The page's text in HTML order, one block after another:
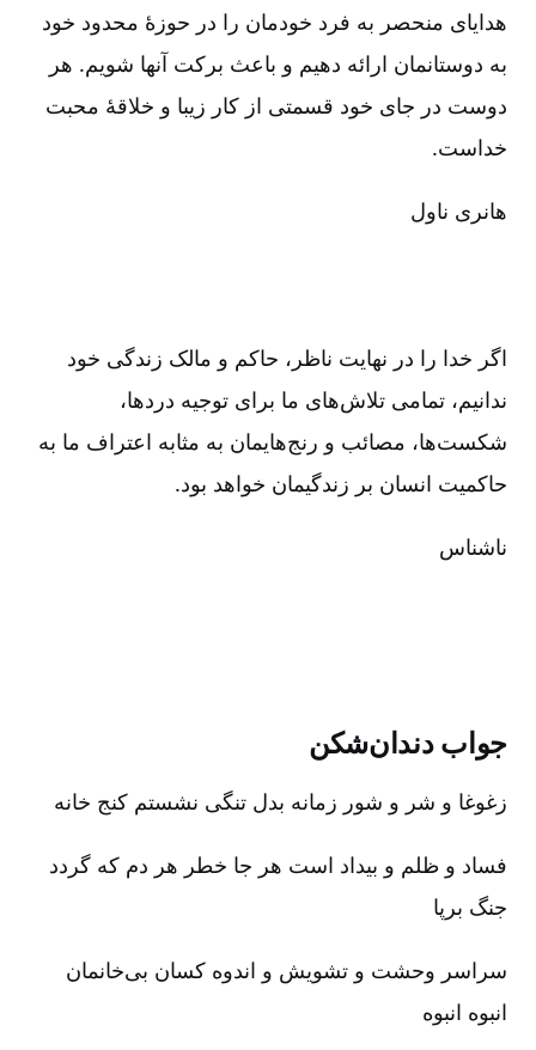
هدایای منحصر به فرد خودمان را در حوزۀ محدود خود
به دوستانمان ارائه دهیم و باعث برکت آنها شویم‌. هر
دوست در جای خود قسمتی از کار زیبا و خلاقۀ محبت
خداست‌.
هانری ناول
اگر خدا را در نهایت ناظر، حاکم و مالک زندگی خود
ندانیم‌، تمامی تلاش‌های ما برای توجیه دردها،
شکست‌ها، مصائب و رنج‌هایمان به مثابه اعتراف ما به
حاکمیت انسان بر زندگیمان خواهد بود.
ناشناس‌
جواب دندان‌شکن‌
زغوغا و شر و شور زمانه بدل تنگی نشستم کنج خانه‌
فساد و ظلم و بیداد است هر جا خطر هر دم که گردد
جنگ برپا
سراسر وحشت و تشویش و اندوه کسان بی‌خانمان
انبوه انبوه‌